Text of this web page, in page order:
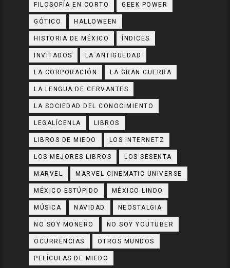
FILOSOFÍA EN CORTO GEEK POWER
GÓTICO HALLOWEEN
HISTORIA DE MÉXICO ÍNDICES
INVITADOS LA ANTIGÜEDAD
LA CORPORACIÓN LA GRAN GUERRA
LA LENGUA DE CERVANTES
LA SOCIEDAD DEL CONOCIMIENTO
LEGALÍCENLA LIBROS
LIBROS DE MIEDO LOS INTERNETZ
LOS MEJORES LIBROS LOS SESENTA
MARVEL MARVEL CINEMATIC UNIVERSE
MÉXICO ESTÚPIDO MÉXICO LINDO
MÚSICA NAVIDAD NEOSTALGIA
NO SOY MONERO NO SOY YOUTUBER
OCURRENCIAS OTROS MUNDOS
PELÍCULAS DE MIEDO